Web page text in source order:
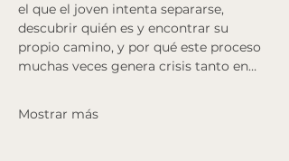
el que el joven intenta separarse,
descubrir quién es y encontrar su
propio camino, y por qué este proceso
muchas veces genera crisis tanto en…
Mostrar más